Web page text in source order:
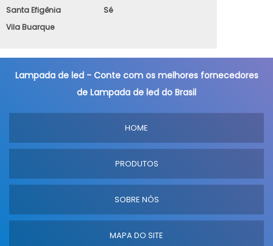
Santa Efigênia
Sé
Vila Buarque
Lampada de led - Conte com os melhores fornecedores
de Lampada de led do Brasil
HOME
PRODUTOS
SOBRE NÓS
MAPA DO SITE